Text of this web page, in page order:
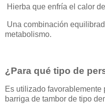
Hierba que enfría el calor
Una combinación
metabolismo.
¿Para qué tipo de
Es utilizado
barriga de tambor de tipo